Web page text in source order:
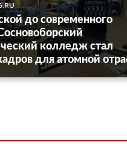
до современного
колледж стал
для атомной